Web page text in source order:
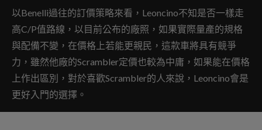
以Benelli過往的訂價策略來看，Leoncino不知是否一樣走
高C/P值路線，以目前公布的廠照，如果實際量產的規格
與配備不變，在價格上若能更親民，這款車將具有競爭
力，雖然他廠的Scrambler定價也較為中庸，如果能在價格
上作出區別，對於喜歡Scrambler的人來說，Leoncino會是
更好入門的選擇。